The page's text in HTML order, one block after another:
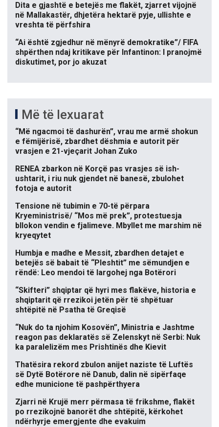
Dita e gjashtë e betejës me flakët, zjarret vijojnë
në Mallakastër, dhjetëra hektarë pyje, ullishte e
vreshta të përfshira
“Ai është zgjedhur në mënyrë demokratike”/ FIFA
shpërthen ndaj kritikave për Infantinon: I pranojmë
diskutimet, por jo akuzat
Më të lexuarat
“Më ngacmoi të dashurën”, vrau me armë shokun
e fëmijërisë, zbardhet dëshmia e autorit për
vrasjen e 21-vjeçarit Johan Zuko
RENEA zbarkon në Korçë pas vrasjes së ish-
ushtarit, i riu nuk gjendet në banesë, zbulohet
fotoja e autorit
Tensione në tubimin e 70-të përpara
Kryeministrisë/ “Mos më prek”, protestuesja
bllokon vendin e fjalimeve. Mbyllet me marshim në
kryeqytet
Humbja e madhe e Messit, zbardhen detajet e
betejës së babait të “Pleshtit” me sëmundjen e
rëndë: Leo mendoi të largohej nga Botërori
“Skifteri” shqiptar që hyri mes flakëve, historia e
shqiptarit që rrezikoi jetën për të shpëtuar
shtëpitë në Psatha të Greqisë
“Nuk do ta njohim Kosovën”, Ministria e Jashtme
reagon pas deklaratës së Zelenskyt në Serbi: Nuk
ka paralelizëm mes Prishtinës dhe Kievit
Thatësira rekord zbulon anijet naziste të Luftës
së Dytë Botërore në Danub, dalin në sipërfaqe
edhe municione të pashpërthyera
Zjarri në Krujë merr përmasa të frikshme, flakët
po rrezikojnë banorët dhe shtëpitë, kërkohet
ndërhyrje emergjente dhe evakuim